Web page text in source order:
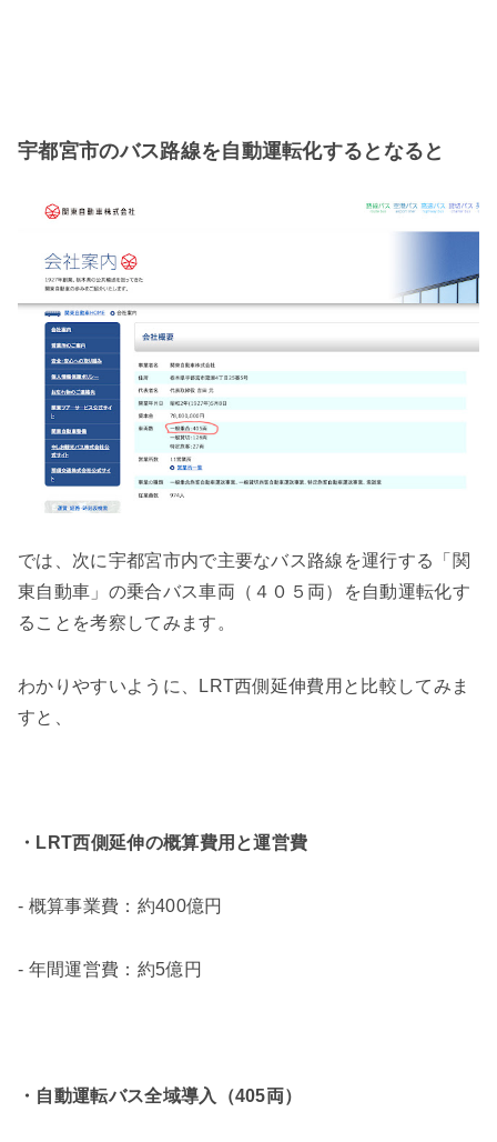
宇都宮市のバス路線を自動運転化するとなると
では、次に宇都宮市内で主要なバス路線を運行する「関
東自動車」の乗合バス車両（４０５両）を自動運転化す
ることを考察してみます。
わかりやすいように、LRT西側延伸費用と比較してみま
すと、
・LRT西側延伸の概算費用と運営費
- 概算事業費：約400億円
- 年間運営費：約5億円
・自動運転バス全域導入（405両）